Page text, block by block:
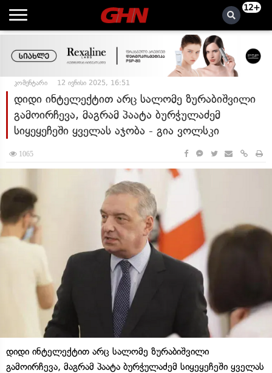
12+
კომენტარი 12 ივნისი 2025, 16:51
დიდი ინტელექტით არც სალომე ზურაბიშვილი
გამოირჩევა, მაგრამ პაატა ბურჭულაძემ
სიყეყეჩეში ყველას აჯობა - გია ვოლსკი
1065
დიდი ინტელექტით არც სალომე ზურაბიშვილი
გამოირჩევა, მაგრამ პაატა ბურჭულაძემ სიყეყეჩეში ყველას